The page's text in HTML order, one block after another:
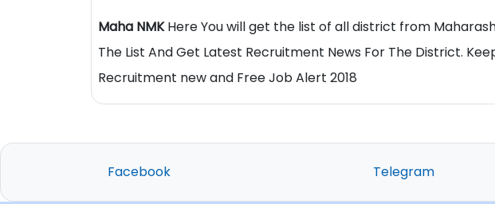
Maha NMKHere You will get the list of all district from
The List And Get Latest Recruitment News For The District.
Recruitment new and Free Job Alert 2018
Facebook Telegram